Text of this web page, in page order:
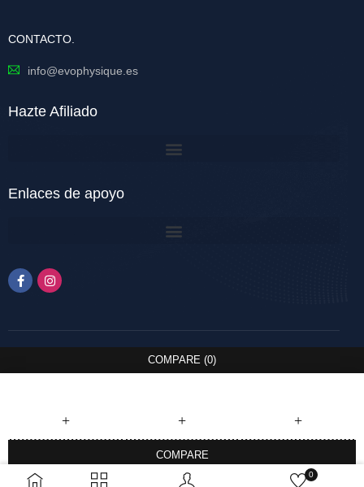
0
CONTACTO.
info@evophysique.es
Hazte Afiliado
Enlaces de apoyo
COMPARE (0)
COMPARE
REMOVE ALL PRODUCTS